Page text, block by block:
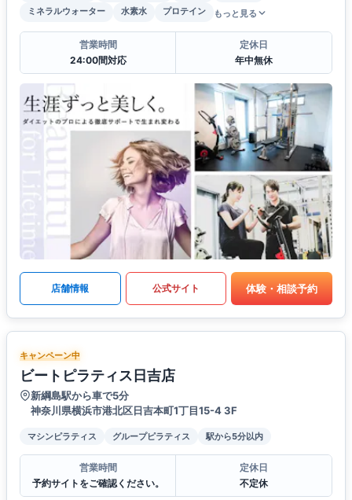
ミネラルウォーター
水素水 プロテイン もっと見る
営業時間
24:00間対応
定休日
年中無休
店舗情報 公式サイト 体験・相談予約
キャンペーン中
ビートピラティス日吉店
新綱島駅から車で5分
神奈川県横浜市港北区日吉本町1丁目15-4 3F
マシンピラティス グループピラティス 駅から5分以内
営業時間
予約サイトをご確認ください。
定休日
不定休